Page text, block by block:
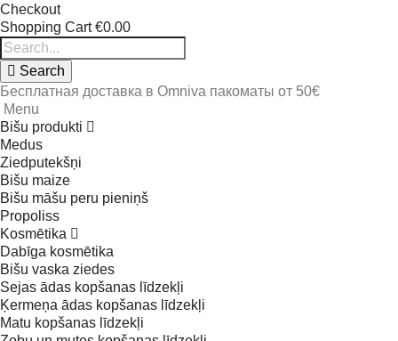
Checkout
Shopping Cart €0.00
Search
Бесплатная доставка в Omniva пакоматы от 50€
Menu
Bišu produkti
Medus
Ziedputekšņi
Bišu maize
Bišu māšu peru pieniņš
Propoliss
Kosmētika
Dabīga kosmētika
Bišu vaska ziedes
Sejas ādas kopšanas līdzekļi
Ķermeņa ādas kopšanas līdzekļi
Matu kopšanas līdzekļi